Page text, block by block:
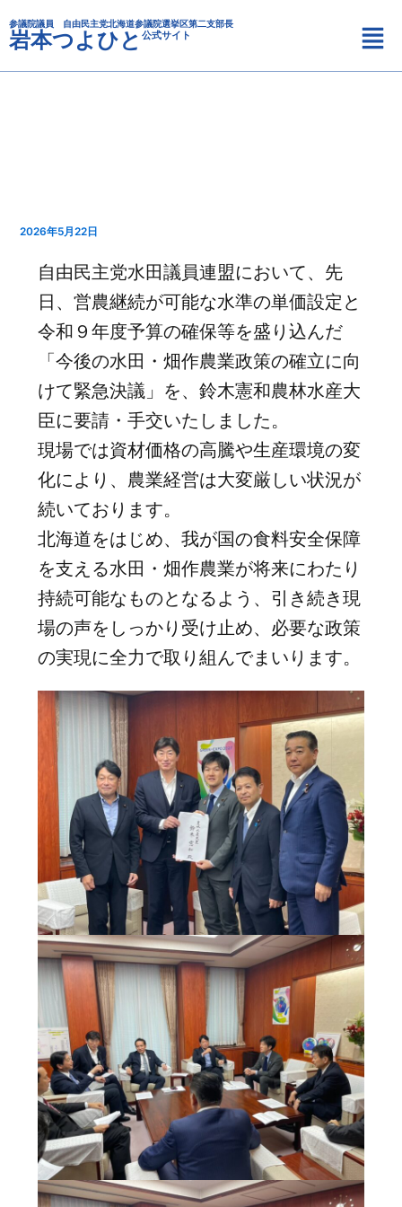
容
を
ス
参議院議員 自由民主党北海道参議院選挙区第二支部長
岩本つよひと 公式サイト
メ
ニ
ュ
2026年5月22日
自由民主党水田議員連盟において、先
日、営農継続が可能な水準の単価設定と
令和９年度予算の確保等を盛り込んだ
「今後の水田・畑作農業政策の確立に向
けて緊急決議」を、鈴木憲和農林水産大
臣に要請・手交いたしました。
現場では資材価格の高騰や生産環境の変
化により、農業経営は大変厳しい状況が
続いております。
北海道をはじめ、我が国の食料安全保障
を支える水田・畑作農業が将来にわたり
持続可能なものとなるよう、引き続き現
場の声をしっかり受け止め、必要な政策
の実現に全力で取り組んでまいります。
テ
ゴ